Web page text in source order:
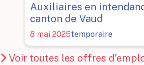
Auxiliaires en
canton de Vaud
8 mai 2025temporaire
Voir toutes les offres